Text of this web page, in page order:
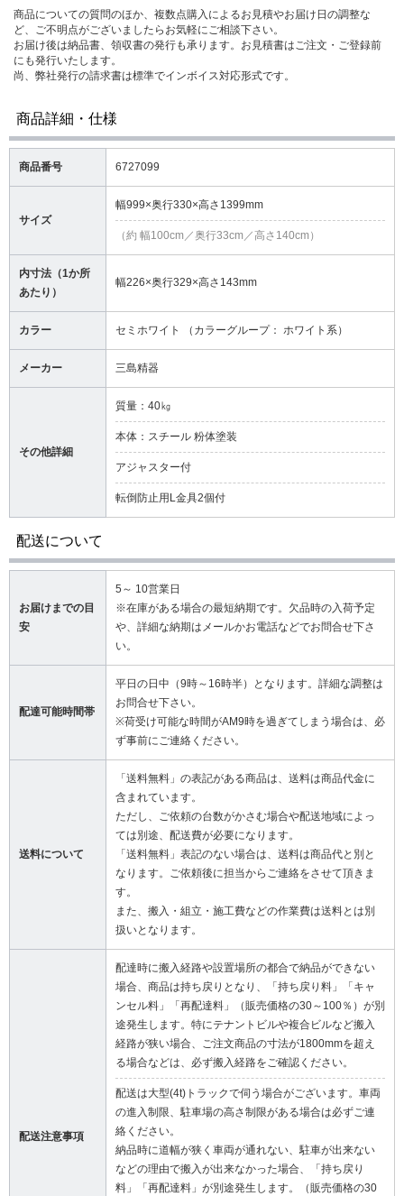
商品についての質問のほか、複数点購入によるお見積やお届け日の調整な
ど、ご不明点がございましたらお気軽にご相談下さい。
お届け後は納品書、領収書の発行も承ります。お見積書はご注文・ご登録前
にも発行いたします。
尚、弊社発行の請求書は標準でインボイス対応形式です。
商品詳細・仕様
商品番号 6727099
サイズ
幅999×奥行330×高さ1399mm
（約 幅100cm／奥行33cm／高さ140cm）
内寸法（1か所
あたり）
幅226×奥行329×高さ143mm
カラー セミホワイト （カラーグループ： ホワイト系）
メーカー 三島精器
その他詳細
質量：40㎏
本体：スチール 粉体塗装
アジャスター付
転倒防止用L金具2個付
配送について
お届けまでの目
安
5～ 10営業日
※在庫がある場合の最短納期です。欠品時の入荷予定
や、詳細な納期はメールかお電話などでお問合せ下さ
い。
配達可能時間帯
平日の日中（9時～16時半）となります。詳細な調整は
お問合せ下さい。
※荷受け可能な時間がAM9時を過ぎてしまう場合は、必
ず事前にご連絡ください。
送料について
「送料無料」の表記がある商品は、送料は商品代金に
含まれています。
ただし、ご依頼の台数がかさむ場合や配送地域によっ
ては別途、配送費が必要になります。
「送料無料」表記のない場合は、送料は商品代と別と
なります。ご依頼後に担当からご連絡をさせて頂きま
す。
また、搬入・組立・施工費などの作業費は送料とは別
扱いとなります。
配送注意事項
配達時に搬入経路や設置場所の都合で納品ができない
場合、商品は持ち戻りとなり、「持ち戻り料」「キャ
ンセル料」「再配達料」（販売価格の30～100％）が別
途発生します。特にテナントビルや複合ビルなど搬入
経路が狭い場合、ご注文商品の寸法が1800mmを超え
る場合などは、必ず搬入経路をご確認ください。
配送は大型(4t)トラックで伺う場合がございます。車両
の進入制限、駐車場の高さ制限がある場合は必ずご連
絡ください。
納品時に道幅が狭く車両が通れない、駐車が出来ない
などの理由で搬入が出来なかった場合、「持ち戻り
料」「再配達料」が別途発生します。（販売価格の30